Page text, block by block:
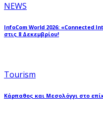
NEWS
InfoCom World 2026: «Connected
στις 8 Δεκεμβρίου!
Tourism
Κάρπαθος και Μεσολόγγι στο